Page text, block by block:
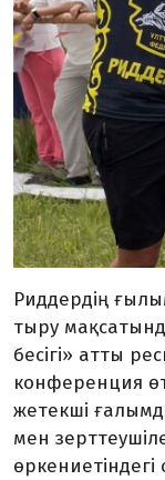
Риддердің
тыру
бесігі» атты
конференция
жетекші
мен